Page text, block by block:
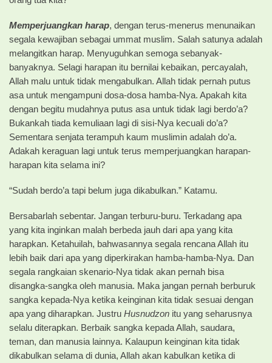
Memperjuangkan harap, dengan terus-menerus menunaikan
segala kewajiban sebagai ummat muslim. Salah satunya adalah
melangitkan harap. Menyuguhkan semoga sebanyak-
banyaknya. Selagi harapan itu bernilai kebaikan, percayalah,
Allah malu untuk tidak mengabulkan. Allah tidak pernah putus
asa untuk mengampuni dosa-dosa hamba-Nya. Apakah kita
dengan begitu mudahnya putus asa untuk tidak lagi berdo’a?
Bukankah tiada kemuliaan lagi di sisi-Nya kecuali do’a?
Sementara senjata terampuh kaum muslimin adalah do’a.
Adakah keraguan lagi untuk terus memperjuangkan harapan-
harapan kita selama ini?
“Sudah berdo’a tapi belum juga dikabulkan.” Katamu.
Bersabarlah sebentar. Jangan terburu-buru. Terkadang apa
yang kita inginkan malah berbeda jauh dari apa yang kita
harapkan. Ketahuilah, bahwasannya segala rencana Allah itu
lebih baik dari apa yang diperkirakan hamba-hamba-Nya. Dan
segala rangkaian skenario-Nya tidak akan pernah bisa
disangka-sangka oleh manusia. Maka jangan pernah berburuk
sangka kepada-Nya ketika keinginan kita tidak sesuai dengan
apa yang diharapkan. Justru Husnudzon itu yang seharusnya
selalu diterapkan. Berbaik sangka kepada Allah, saudara,
teman, dan manusia lainnya. Kalaupun keinginan kita tidak
dikabulkan selama di dunia, Allah akan kabulkan ketika di